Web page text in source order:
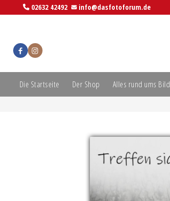
02632 42492 info@dasfotoforum.de
Die Startseite Der Shop Alles rund ums Bild